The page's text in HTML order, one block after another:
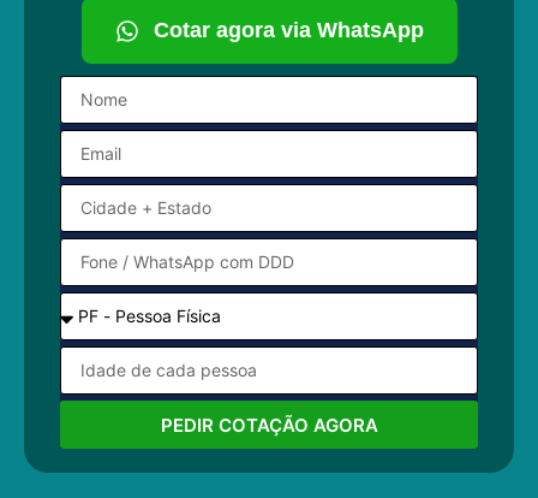
Cotar agora via WhatsApp
PEDIR COTAÇÃO AGORA